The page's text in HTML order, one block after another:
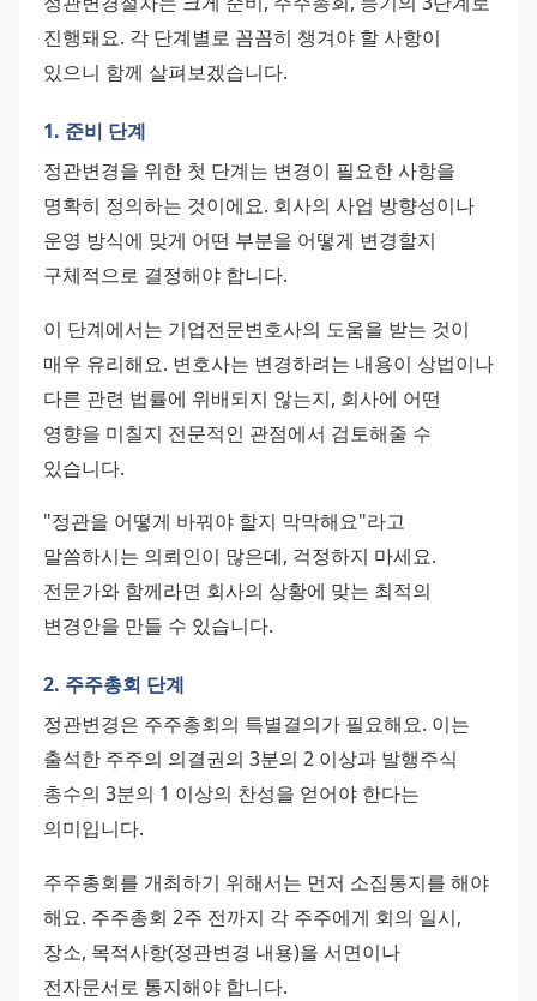
진행돼요. 각 단계별로 꼼꼼히 챙겨야 할 사항이
있으니 함께 살펴보겠습니다.
1. 준비 단계
정관변경을 위한 첫 단계는 변경이 필요한 사항을
명확히 정의하는 것이에요. 회사의 사업 방향성이나
운영 방식에 맞게 어떤 부분을 어떻게 변경할지
구체적으로 결정해야 합니다.
이 단계에서는 기업전문변호사의 도움을 받는 것이
매우 유리해요. 변호사는 변경하려는 내용이 상법이나
다른 관련 법률에 위배되지 않는지, 회사에 어떤
영향을 미칠지 전문적인 관점에서 검토해줄 수
있습니다.
"정관을 어떻게 바꿔야 할지 막막해요"라고
말씀하시는 의뢰인이 많은데, 걱정하지 마세요.
전문가와 함께라면 회사의 상황에 맞는 최적의
변경안을 만들 수 있습니다.
2. 주주총회 단계
정관변경은 주주총회의 특별결의가 필요해요. 이는
출석한 주주의 의결권의 3분의 2 이상과 발행주식
총수의 3분의 1 이상의 찬성을 얻어야 한다는
의미입니다.
주주총회를 개최하기 위해서는 먼저 소집통지를 해야
해요. 주주총회 2주 전까지 각 주주에게 회의 일시,
장소, 목적사항(정관변경 내용)을 서면이나
전자문서로 통지해야 합니다.